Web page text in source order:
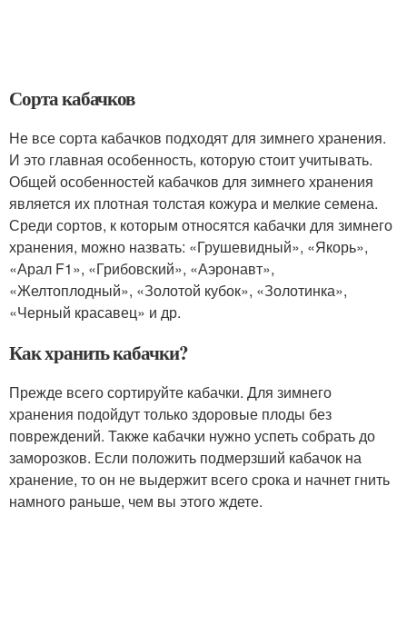
Сорта кабачков
Не все сорта кабачков подходят для зимнего хранения.
И это главная особенность, которую стоит учитывать.
Общей особенностей кабачков для зимнего хранения
является их плотная толстая кожура и мелкие семена.
Среди сортов, к которым относятся кабачки для зимнего
хранения, можно назвать: «Грушевидный», «Якорь»,
«Арал F1», «Грибовский», «Аэронавт»,
«Желтоплодный», «Золотой кубок», «Золотинка»,
«Черный красавец» и др.
Как хранить кабачки?
Прежде всего сортируйте кабачки. Для зимнего
хранения подойдут только здоровые плоды без
повреждений. Также кабачки нужно успеть собрать до
заморозков. Если положить подмерзший кабачок на
хранение, то он не выдержит всего срока и начнет гнить
намного раньше, чем вы этого ждете.